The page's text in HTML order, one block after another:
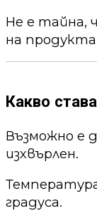
Не е тайна,
на
Какво
Възможно е
изхвърлен.
градуса.